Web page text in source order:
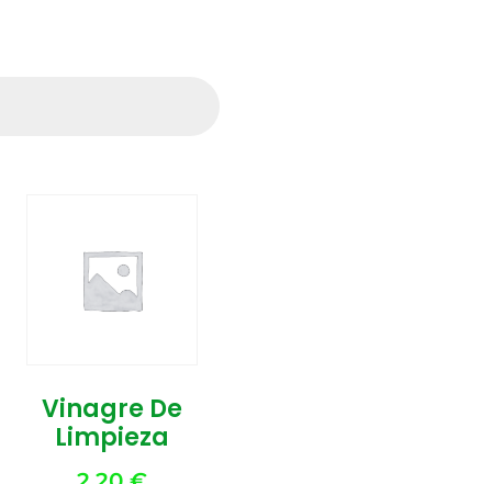
Vinagre De
Limpieza